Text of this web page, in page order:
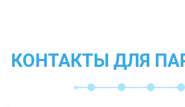
КОНТАКТЫ ДЛЯ